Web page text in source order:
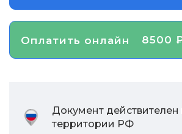
Оплатить онлайн 8500
Документ действителен
территории РФ